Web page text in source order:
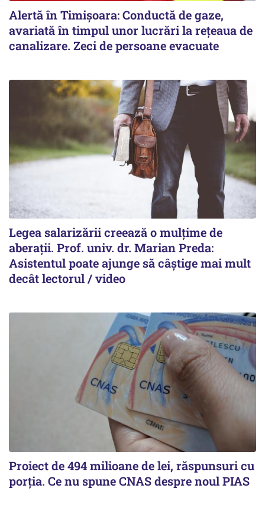
Alertă în Timișoara: Conductă de gaze,
avariată în timpul unor lucrări la rețeaua de
canalizare. Zeci de persoane evacuate
Legea salarizării creează o mulțime de
aberații. Prof. univ. dr. Marian Preda:
Asistentul poate ajunge să câștige mai mult
decât lectorul / video
Proiect de 494 milioane de lei, răspunsuri cu
porția. Ce nu spune CNAS despre noul PIAS